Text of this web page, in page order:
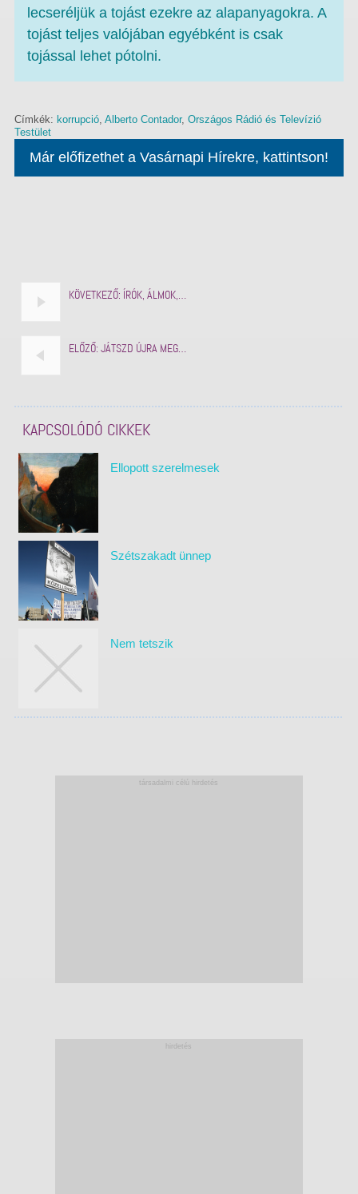
lecseréljük a tojást ezekre az alapanyagokra. A
tojást teljes valójában egyébként is csak
tojással lehet pótolni.
Címkék: korrupció, Alberto Contador, Országos Rádió és Televízió
Testület
Már előfizethet a Vasárnapi Hírekre, kattintson!
KÖVETKEZŐ: ÍRÓK, ÁLMOK,…
ELŐZŐ: JÁTSZD ÚJRA MEG…
KAPCSOLÓDÓ CIKKEK
Ellopott szerelmesek
Szétszakadt ünnep
Nem tetszik
társadalmi célú hirdetés
hirdetés